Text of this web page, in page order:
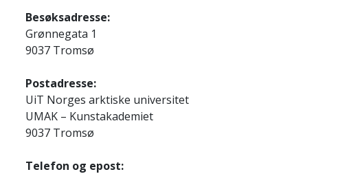
Besøksadresse:
Grønnegata 1
9037 Tromsø
Postadresse:
UiT Norges arktiske universitet
UMAK – Kunstakademiet
9037 Tromsø
Telefon og epost: